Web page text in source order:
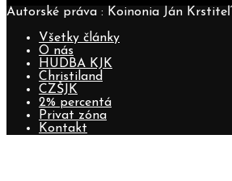
Autorské práva : Koinonia Ján Krstiteľ
Všetky články
O nás
HUDBA KJK
Christiland
CZŠJK
2% percentá
Privat zóna
Kontakt